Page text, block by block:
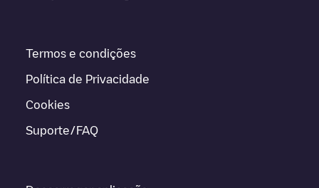
Termos e condições
Política de Privacidade
Cookies
Suporte/FAQ